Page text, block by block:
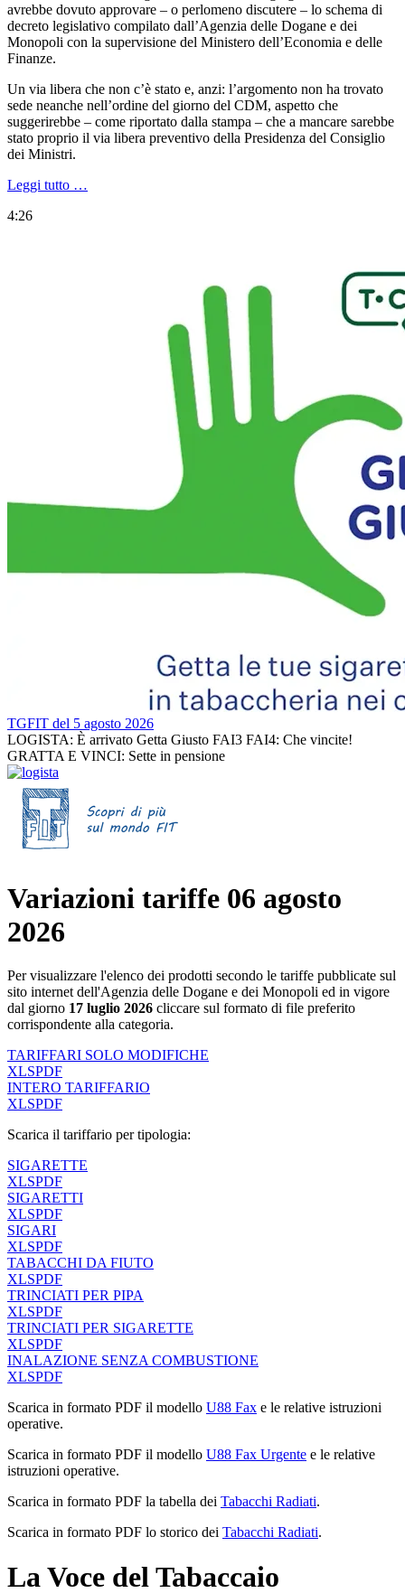
avrebbe dovuto approvare – o perlomeno discutere – lo schema di
decreto legislativo compilato dall’Agenzia delle Dogane e dei
Monopoli con la supervisione del Ministero dell’Economia e delle
Finanze.
Un via libera che non c’è stato e, anzi: l’argomento non ha trovato
sede neanche nell’ordine del giorno del CDM, aspetto che
suggerirebbe – come riportato dalla stampa – che a mancare sarebbe
stato proprio il via libera preventivo della Presidenza del Consiglio
dei Ministri.
Leggi tutto …
4:26
TGFIT del 5 agosto 2026
LOGISTA: È arrivato Getta Giusto FAI3 FAI4: Che vincite!
GRATTA E VINCI: Sette in pensione
Variazioni tariffe 06 agosto
2026
Per visualizzare l'elenco dei prodotti secondo le tariffe pubblicate sul
sito internet dell'Agenzia delle Dogane e dei Monopoli ed in vigore
dal giorno 17 luglio 2026 cliccare sul formato di file preferito
corrispondente alla categoria.
TARIFFARI SOLO MODIFICHE
XLSPDF
INTERO TARIFFARIO
XLSPDF
Scarica il tariffario per tipologia:
SIGARETTE
XLSPDF
SIGARETTI
XLSPDF
SIGARI
XLSPDF
TABACCHI DA FIUTO
XLSPDF
TRINCIATI PER PIPA
XLSPDF
TRINCIATI PER SIGARETTE
XLSPDF
INALAZIONE SENZA COMBUSTIONE
XLSPDF
Scarica in formato PDF il modello U88 Fax e le relative istruzioni
operative.
Scarica in formato PDF il modello U88 Fax Urgente e le relative
istruzioni operative.
Scarica in formato PDF la tabella dei Tabacchi Radiati.
Scarica in formato PDF lo storico dei Tabacchi Radiati.
La Voce del Tabaccaio